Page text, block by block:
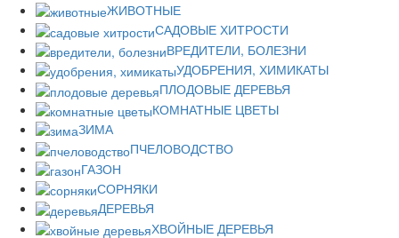
ЖИВОТНЫЕ
САДОВЫЕ ХИТРОСТИ
ВРЕДИТЕЛИ, БОЛЕЗНИ
УДОБРЕНИЯ, ХИМИКАТЫ
ПЛОДОВЫЕ ДЕРЕВЬЯ
КОМНАТНЫЕ ЦВЕТЫ
ЗИМА
ПЧЕЛОВОДСТВО
ГАЗОН
СОРНЯКИ
ДЕРЕВЬЯ
ХВОЙНЫЕ ДЕРЕВЬЯ